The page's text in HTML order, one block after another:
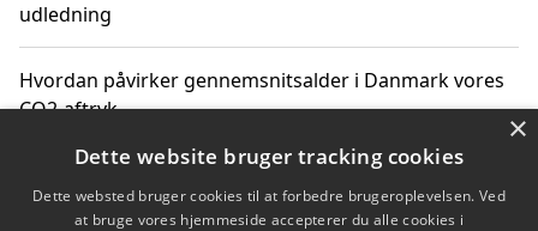
udledning
Hvordan påvirker gennemsnitsalder i Danmark vores
CO2-aftryk
Hvordan nyheder om CO2-udledning påvirker vores
hverdag
×
Dette website bruger tracking cookies
Dette websted bruger cookies til at forbedre brugeroplevelsen. Ved
at bruge vores hjemmeside accepterer du alle cookies i